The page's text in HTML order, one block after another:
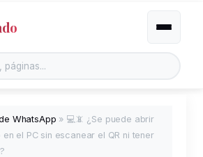
Alternar
WhatsApp » 💻📵 ¿Se puede abrir
el PC sin escanear el QR ni tener